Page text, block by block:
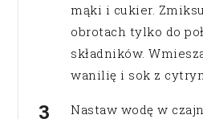
mąki i cukier.
obrotach tylko do
składników.
wanilię i sok z
Nastaw wodę w